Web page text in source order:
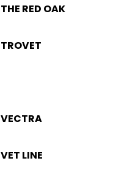
THE RED OAK
TROVET
VECTRA
VET LINE